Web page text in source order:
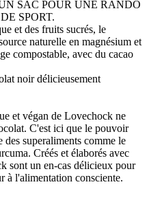
SAC POUR UNE RANDO
SPORT.
et des fruits sucrés, le
naturelle en magnésium et
compostable, avec du cacao
noir délicieusement
et végan de Lovechock ne
C'est ici que le pouvoir
superaliments comme le
Créés et élaborés avec
sont un en-cas délicieux pour
à l'alimentation consciente.